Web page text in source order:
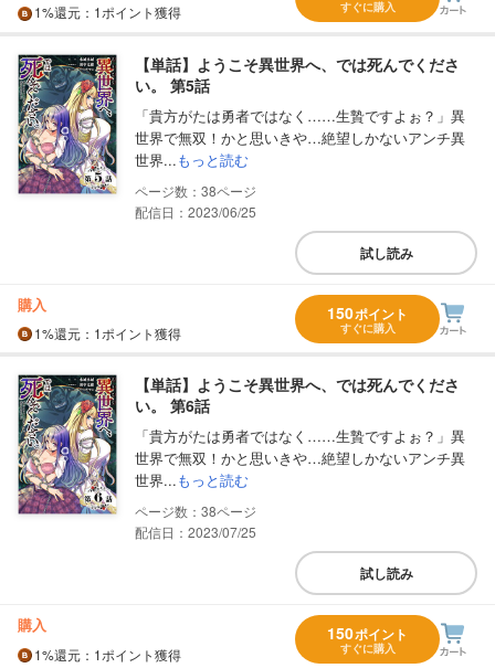
1%還元 ：1ポイント獲得 すぐに購入
【単話】ようこそ異世界へ、では死んでくださ
い。 第5話
「貴方がたは勇者ではなく……生贄ですよぉ？」異
世界で無双！かと思いきや…絶望しかないアンチ異
世界...もっと読む
38
配信日：2023/06/25
試し読み
購入
1%還元 ：1ポイント獲得
150ポイント
すぐに購入
【単話】ようこそ異世界へ、では死んでくださ
い。 第6話
「貴方がたは勇者ではなく……生贄ですよぉ？」異
世界で無双！かと思いきや…絶望しかないアンチ異
世界...もっと読む
38
配信日：2023/07/25
試し読み
購入
1%還元 ：1ポイント獲得
150ポイント
すぐに購入